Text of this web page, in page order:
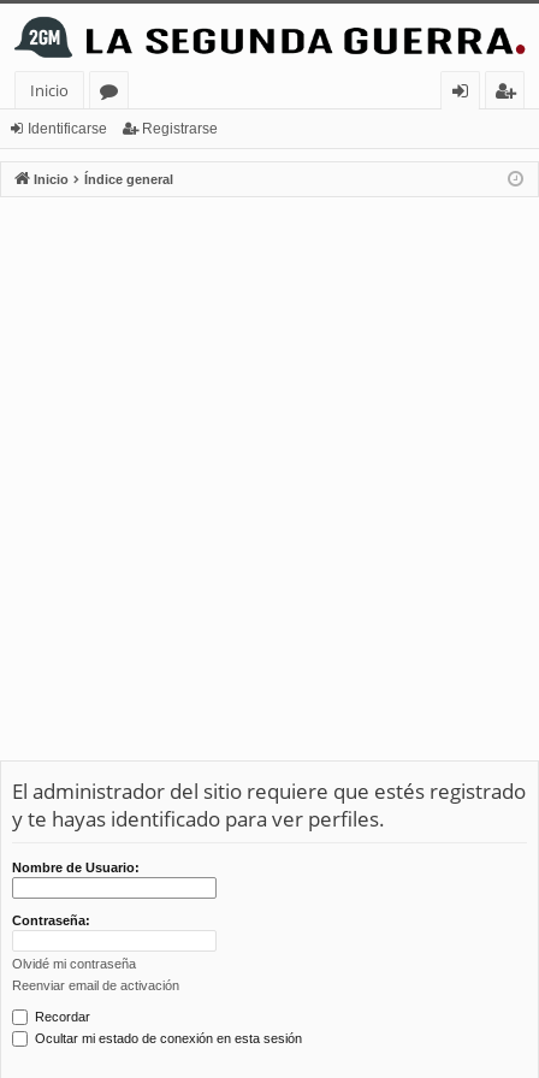
Inicio
or
os
nt
ifi
ist
ra
Identificarse Registrarse
Inicio Índice general
El administrador del sitio requiere que estés registrado
y te hayas identificado para ver perfiles.
Nombre de Usuario:
Contraseña:
Olvidé mi contraseña
Reenviar email de activación
Recordar
Ocultar mi estado de conexión en esta sesión